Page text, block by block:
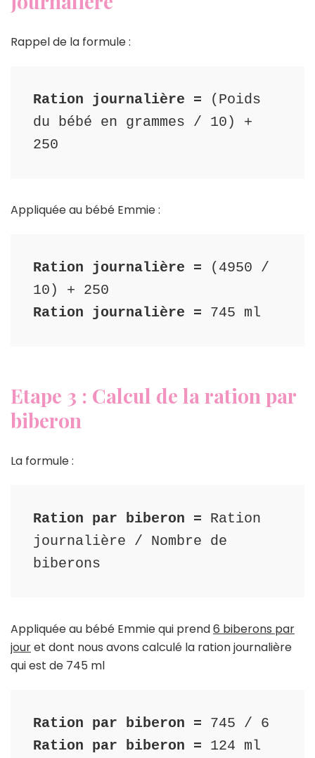
Rappel de la formule :
Ration journalière = (Poids
du bébé en grammes / 10) +
250
Appliquée au bébé Emmie :
Ration journalière = (4950 /
Ration journalière = 745 ml
Etape 3 : Calcul de la ration par
biberon
La formule :
Ration par biberon = Ration
journalière / Nombre de
biberons
Appliquée au bébé Emmie qui prend6 biberons par
jouret dont nous avons calculé la ration journalière
qui est de 745 ml
Ration par biberon =
Ration par biberon = 124 ml